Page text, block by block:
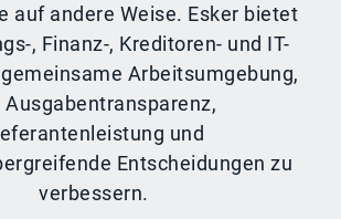
auf andere Weise. Esker bietet
, Finanz-, Kreditoren- und IT-
Arbeitsumgebung,
Ausgabentransparenz,
und
Entscheidungen zu
verbessern.